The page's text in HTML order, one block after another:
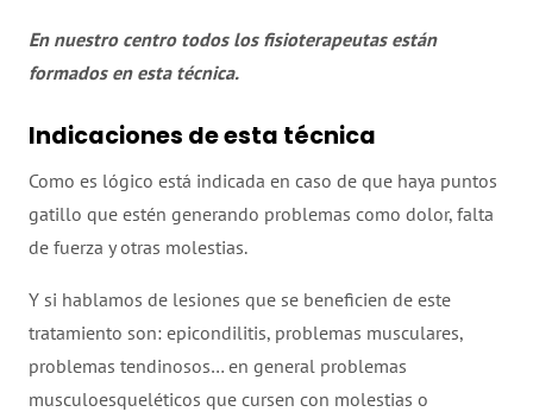
En nuestro centro todos los fisioterapeutas están
formados en esta técnica.
Indicaciones de esta técnica
Como es lógico está indicada en caso de que haya puntos
gatillo que estén generando problemas como dolor, falta
de fuerza y otras molestias.
Y si hablamos de lesiones que se beneficien de este
tratamiento son: epicondilitis, problemas musculares,
problemas tendinosos… en general problemas
musculoesqueléticos que cursen con molestias o